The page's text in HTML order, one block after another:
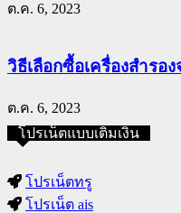
ต.ค. 6, 2023
วิธีเลือกซื้อเครื่องสำรอ
ต.ค. 6, 2023
โปรเน็ตแบบเติมเงิน
โปรเน็ตทรู
โปรเน็ต ais